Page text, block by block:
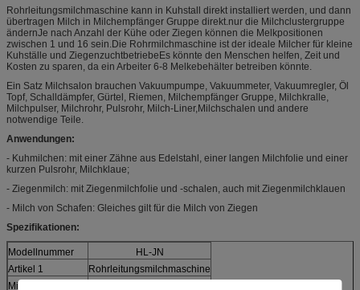
Rohrleitungsmilchmaschine kann in Kuhstall direkt installiert werden, und dann
übertragen Milch in Milchempfänger Gruppe direkt.nur die Milchclustergruppe
ändernJe nach Anzahl der Kühe oder Ziegen können die Melkpositionen
zwischen 1 und 16 sein.Die Rohrmilchmaschine ist der ideale Milcher für kleine
Kuhställe und ZiegenzuchtbetriebeEs könnte den Menschen helfen, Zeit und
Kosten zu sparen, da ein Arbeiter 6-8 Melkebehälter betreiben könnte.
Ein Satz Milchsalon brauchen Vakuumpumpe, Vakuummeter, Vakuumregler, Öl
Topf, Schalldämpfer, Gürtel, Riemen, Milchempfänger Gruppe, Milchkralle,
Milchpulser, Milchrohr, Pulsrohr, Milch-Liner,Milchschalen und andere
notwendige Teile.
Anwendungen:
- Kuhmilchen: mit einer Zähne aus Edelstahl, einer langen Milchfolie und einer
kurzen Pulsrohr, Milchklaue;
- Ziegenmilch: mit Ziegenmilchfolie und -schalen, auch mit Ziegenmilchklauen
- Milch von Schafen: Gleiches gilt für die Milch von Ziegen
Spezifikationen:
Modellnummer
HL-JN
Artikel 1
Rohrleitungsmilchmaschine
Milchzeit